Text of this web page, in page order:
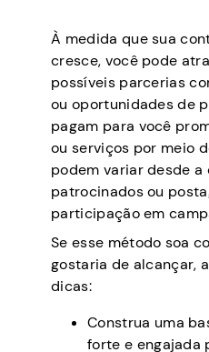
À medida que sua
cresce, você pode
possíveis parcerias
ou oportunidades de
pagam para você
ou serviços por meio
podem variar desde a
patrocinados ou
participação em
Se esse método soa
gostaria de alcançar,
dicas:
Construa uma
forte e engajada